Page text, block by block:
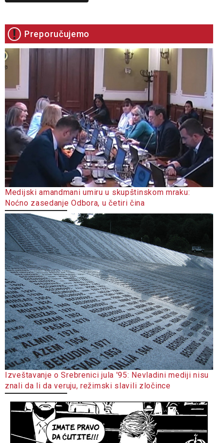
Preporučujemo
Medijski amandmani umiru u skupštinskom mraku:
Noćno zasedanje Odbora, u četiri čina
Izveštavanje o Srebrenici jula '95: Nevladini mediji nisu
znali da li da veruju, režimski slavili zločince